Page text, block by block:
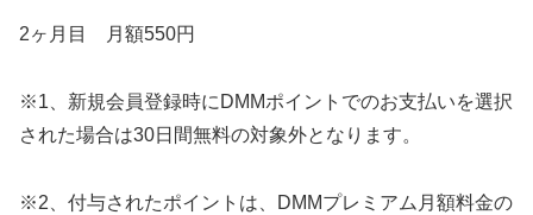
2ヶ月目 月額550円
※1、新規会員登録時にDMMポイントでのお支払いを選択
された場合は30日間無料の対象外となります。
※2、付与されたポイントは、DMMプレミアム月額料金の